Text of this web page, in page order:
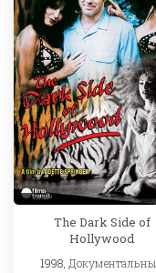
The Dark Side of
Hollywood
1998,